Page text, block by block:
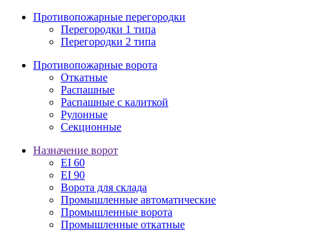
Противопожарные перегородки
Перегородки 1 типа
Перегородки 2 типа
Противопожарные ворота
Откатные
Распашные
Распашные с калиткой
Рулонные
Секционные
Назначение ворот
EI 60
EI 90
Ворота для склада
Промышленные автоматические
Промышленные ворота
Промышленные откатные